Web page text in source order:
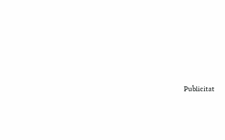
Publicitat